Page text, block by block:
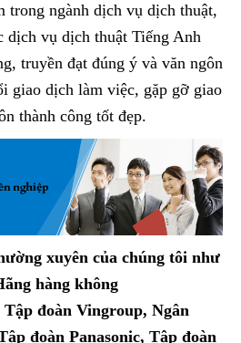
trong ngành dịch vụ dịch thuật,
dịch vụ dịch thuật Tiếng Anh
truyền đạt đúng ý và văn ngôn
giao dịch làm việc, gặp gỡ giao
thành công tốt đẹp.
xuyên của chúng tôi như
hàng không
đoàn Vingroup, Ngân
đoàn Panasonic, Tập đoàn